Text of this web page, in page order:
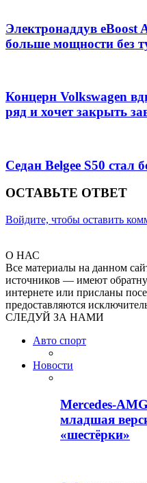
Электронаддув eBoost
больше мощности без
Концерн Volkswagen
ряд и хочет закрыть
Седан Belgee S50 стал
ОСТАВЬТЕ ОТВЕТ
Войдите, чтобы оставить
О НАС
Все материалы на данном
источников — имеют
интернете или присланы
предоставляются
СЛЕДУЙ ЗА НАМИ
Авто спорт
Новости
Mercedes-
младшая
«шестёрки»